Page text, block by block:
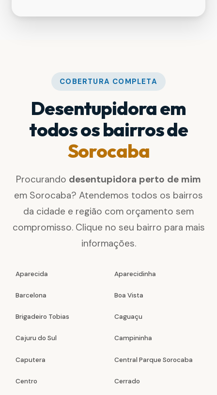
COBERTURA COMPLETA
Desentupidora em
todos os bairros de
Sorocaba
Procurando desentupidora perto de mim
em Sorocaba? Atendemos todos os bairros
da cidade e região com orçamento sem
compromisso. Clique no seu bairro para mais
informações.
Aparecida Aparecidinha
Barcelona Boa Vista
Brigadeiro Tobias Caguaçu
Cajuru do Sul Campininha
Caputera Central Parque Sorocaba
Centro Cerrado